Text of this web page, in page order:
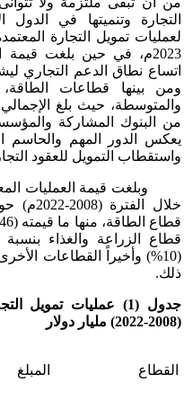
التجارة وتنميتها في الدول
اتساع نطاق الدعم التجاري
ومن بينها قطاعات
والمتوسطة، حيث بلغ
يعكس الدور المهم
واستقطاب التمويل للعقود
وبلغت قيمة العمليات
ذلك.
جدول (1) عمليات
(2008-2022) مليار دولار
القطاع المبلغ